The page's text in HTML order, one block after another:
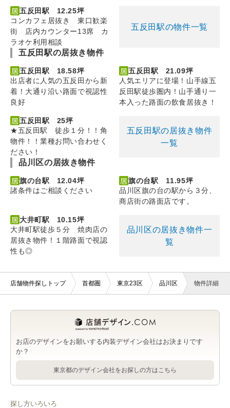
五反田駅 12.25坪
コンカフェ居抜き 東口歓楽
街 店内カウンター13席 カ
ラオケ利用相談
五反田駅の物件一覧
五反田駅の居抜き物件
五反田駅 18.58坪
出店者に人気の五反田から新
着！大通り沿い路面で視認性
良好
五反田駅 21.09坪
人気エリアに登場！山手線五
反田駅徒歩圏内！山手通り一
本入った路面の飲食居抜き！
五反田駅 25坪
★五反田駅 徒歩１分！！角
物件！！業種お問い合わせく
ださい！
五反田駅の居抜き物件
一覧
品川区の居抜き物件
旗の台駅 12.04坪
諸条件はご相談ください
旗の台駅 11.95坪
品川区旗の台の駅から３分、
商店街の路面店です。
大井町駅 10.15坪
大井町駅徒歩５分 焼肉店の
居抜き物件！１階路面で視認
性も◎
品川区の居抜き物件一
覧
店舗物件探しトップ 首都圏 東京23区 品川区 物件詳細
お店のデザインをお願いする内装デザイン会社はお決まりです
か？
東京都のデザイン会社をお探しの方はこちら
探し方いろいろ